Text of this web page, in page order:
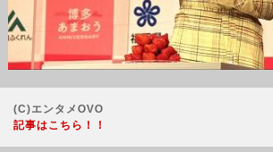
(C)エンタメOVO
記事はこちら！！